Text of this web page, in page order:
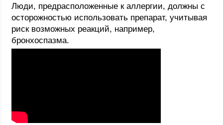
Люди, предрасположенные к аллергии, должны с
осторожностью использовать препарат, учитывая
риск возможных реакций, например,
бронхоспазма.